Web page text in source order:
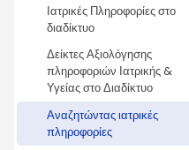
Ιατρικές Πληροφορίες στο
διαδίκτυο
Δείκτες Αξιολόγησης
πληροφοριών Ιατρικής &
Υγείας στο Διαδίκτυο
Αναζητώντας ιατρικές
πληροφορίες